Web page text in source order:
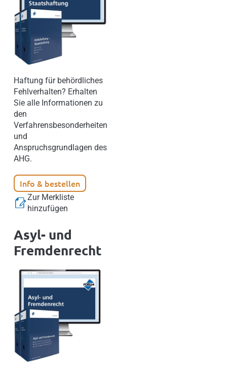
Haftung für behördliches
Fehlverhalten? Erhalten
Sie alle Informationen zu
den
Verfahrensbesonderheiten
und
Anspruchsgrundlagen des
AHG.
Info & bestellen
Zur Merkliste
hinzufügen
Asyl- und
Fremdenrecht